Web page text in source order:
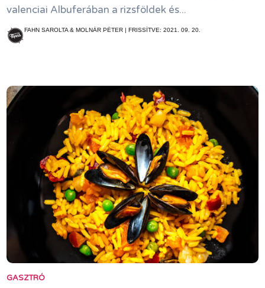
valenciai Albuferában a rizsföldek és...
FAHN SAROLTA & MOLNÁR PÉTER | FRISSÍTVE: 2021. 09. 20.
GASZTRÓ